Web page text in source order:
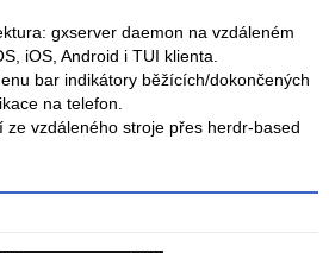
gxserver daemon na vzdáleném
iOS, Android i TUI klienta.
bar indikátory běžících/dokončených
na telefon.
ze vzdáleného stroje přes herdr-based